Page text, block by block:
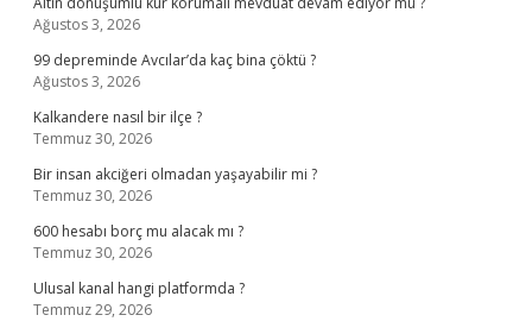
Ağustos 3, 2026
99 depreminde Avcılar’da kaç bina çöktü ?
Ağustos 3, 2026
Kalkandere nasıl bir ilçe ?
Temmuz 30, 2026
Bir insan akciğeri olmadan yaşayabilir mi ?
Temmuz 30, 2026
600 hesabı borç mu alacak mı ?
Temmuz 30, 2026
Ulusal kanal hangi platformda ?
Temmuz 29, 2026